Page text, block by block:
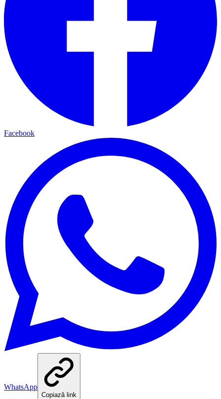
Facebook
WhatsApp
Copiază link